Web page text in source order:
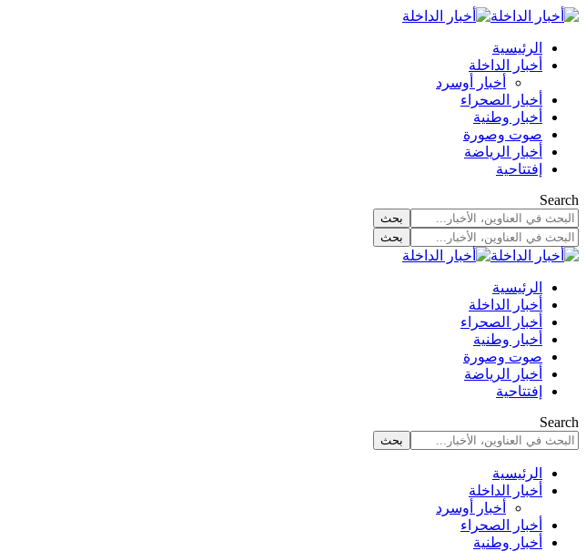
الرئيسية
أخبار الداخلة
أخبار أوسرد
أخبار الصحراء
أخبار وطنية
صوت وصورة
أخبار الرياضة
إفتتاحية
Search
الرئيسية
أخبار الداخلة
أخبار الصحراء
أخبار وطنية
صوت وصورة
أخبار الرياضة
إفتتاحية
Search
الرئيسية
أخبار الداخلة
أخبار أوسرد
أخبار الصحراء
أخبار وطنية